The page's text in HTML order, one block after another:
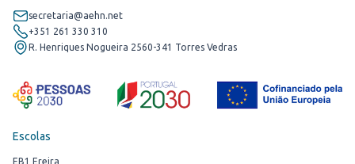
secretaria@aehn.net
+351 261 330 310
R. Henriques Nogueira 2560-341 Torres Vedras
Escolas
EB1 Ereira